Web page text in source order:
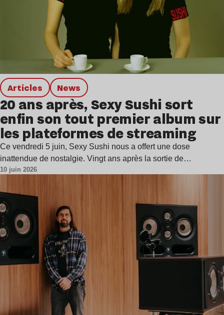
Articles news
20 ans après, Sexy Sushi sort
enfin son tout premier album sur
les plateformes de streaming
Ce vendredi 5 juin, Sexy Sushi nous a offert une dose
inattendue de nostalgie. Vingt ans après la sortie de…
10 juin 2026